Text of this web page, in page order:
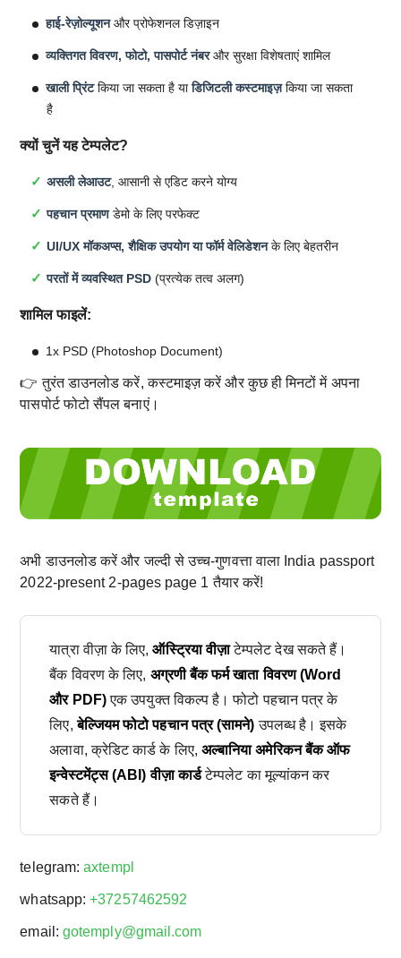
हाई-रेज़ोल्यूशनऔर प्रोफेशनल डिज़ाइन
व्यक्तिगत विवरण, फोटो, पासपोर्ट नंबरऔर सुरक्षा विशेषताएं शामिल
खाली प्रिंटकिया जा सकता है याडिजिटली कस्टमाइज़किया जा सकता
है
क्यों चुनें यह टेम्पलेट?
असली लेआउट, आसानी से एडिट करने योग्य
पहचान प्रमाणडेमो के लिए परफेक्ट
UI/UX मॉकअप्स, शैक्षिक उपयोग या फॉर्म वेलिडेशनके लिए बेहतरीन
परतों में व्यवस्थित PSD (प्रत्येक तत्व अलग)
शामिल फाइलें:
1x PSD (Photoshop Document)
👉 तुरंत डाउनलोड करें, कस्टमाइज़ करें और कुछ ही मिनटों में अपना
पासपोर्ट फोटो सैंपल बनाएं।
अभी डाउनलोड करें और जल्दी से उच्च-गुणवत्ता वाला India passport
2022-present 2-pages page 1 तैयार करें!
यात्रा वीज़ा के लिए,ऑस्ट्रिया वीज़ाटेम्पलेट देख सकते हैं।
बैंक विवरण के लिए, अग्रणी बैंक फर्म खाता विवरण (Word
और PDF)एक उपयुक्त विकल्प है। फोटो पहचान पत्र के
लिए,बेल्जियम फोटो पहचान पत्र (सामने) उपलब्ध है। इसके
अलावा, क्रेडिट कार्ड के लिए, अल्बानिया अमेरिकन बैंक ऑफ
इन्वेस्टमेंट्स (ABI) वीज़ा कार्डटेम्पलेट का मूल्यांकन कर
सकते हैं।
telegram:axtempl
whatsapp:+37257462592
email: gotemply@gmail.com